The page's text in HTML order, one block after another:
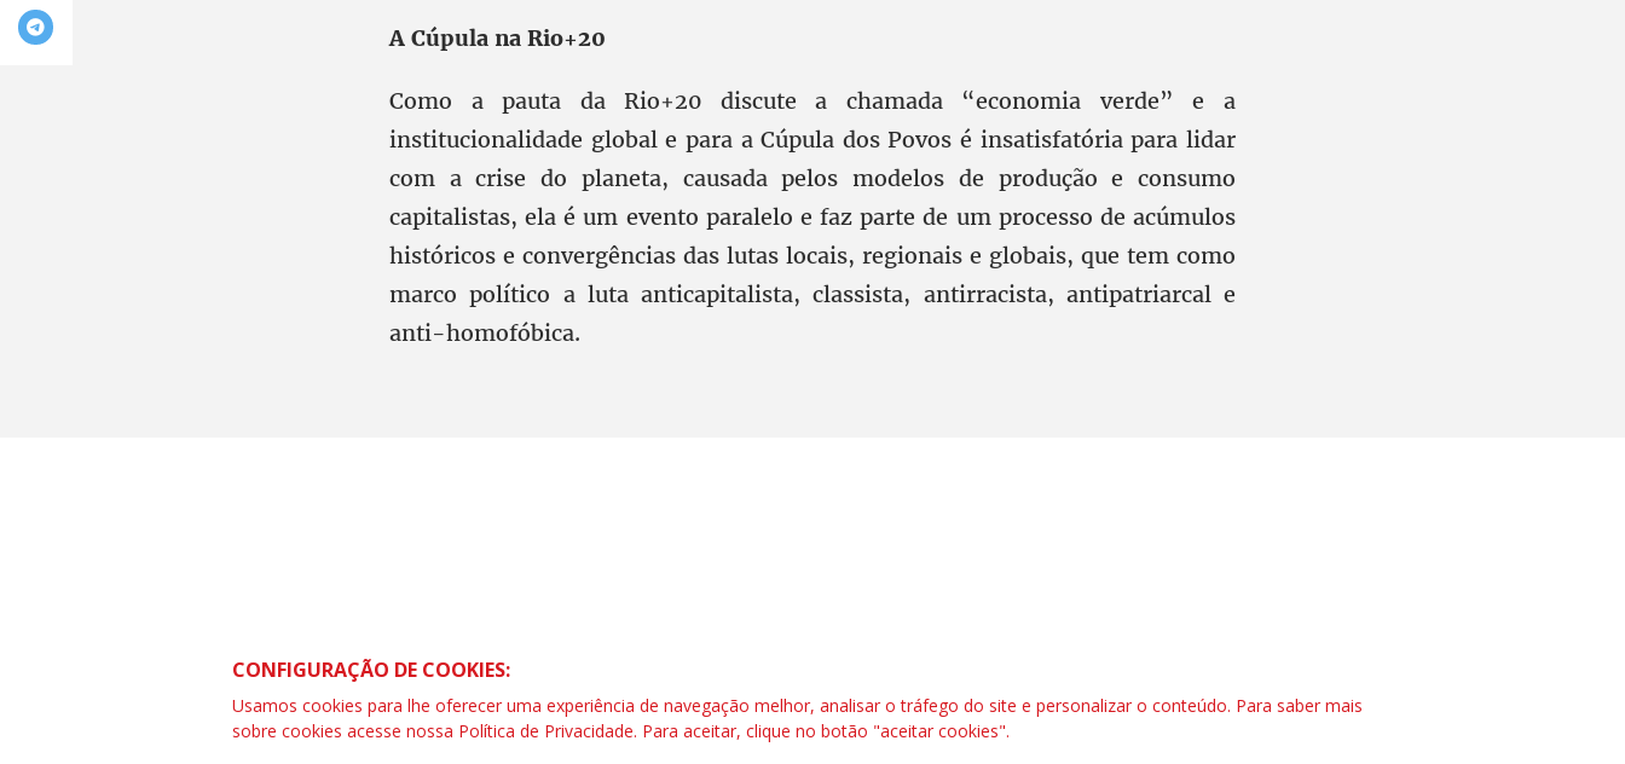
A Cúpula na Rio+20
Como a pauta da Rio+20 discute a chamada “economia verde” e a
institucionalidade global e para a Cúpula dos Povos é insatisfatória para lidar
com a crise do planeta, causada pelos modelos de produção e consumo
capitalistas, ela é um evento paralelo e faz parte de um processo de acúmulos
históricos e convergências das lutas locais, regionais e globais, que tem como
marco político a luta anticapitalista, classista, antirracista, antipatriarcal e
anti-homofóbica.
SCS Quadra 01 – Bloco “I” Ed. Central, 6º andar. Salas 603 a 606 |CEP: 70.304-900
Asa Sul – Brasília – DF
Telefone (61) 3032-8857 | www.contrafbrasil.org.br| secgeral@fetraf.org.br
SAC: 0800 04209 13
CONFIGURAÇÃO DE COOKIES:
Usamos cookies para lhe oferecer uma experiência de navegação melhor, analisar o tráfego do site e personalizar o conteúdo. Para saber mais
sobre cookies acesse nossa Política de Privacidade. Para aceitar, clique no botão "aceitar cookies".